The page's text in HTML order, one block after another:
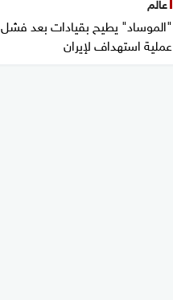
"الموساد" يطيح بقيادات بعد فشل
عملية استهداف لإيران